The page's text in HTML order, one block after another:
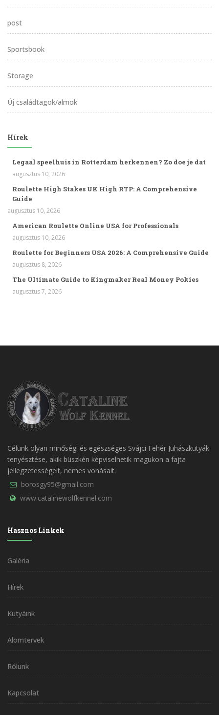
post
Sportsbook
Storage
Új családtagok/almok
Hírek
Legaal speelhuis in Rotterdam herkennen? Zo doe je dat
augusztus 10, 2026
Roulette High Stakes UK High RTP: A Comprehensive
Guide
augusztus 10, 2026
American Roulette Online USA for Professionals
augusztus 10, 2026
Roulette for Beginners USA 2026: A Comprehensive Guide
augusztus 8, 2026
The Ultimate Guide to Kingmaker Real Money Pokies
augusztus 7, 2026
Célunk olyan minőségi és egészséges Svájci Fehér Juhászkutyák
tenyésztése, akik büszkén képviselhetik magukon a fajta
jellegzetességeit, nemes vonásait.
borosgy95@gmail.com
www.catalinewolfkennel.com
Hasznos Linkek
Galéria
Hírek
Kutyáink
Alomtervek
Rólunk
Kapcsolat